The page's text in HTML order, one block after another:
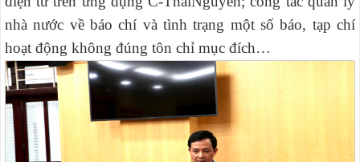
nhà nước về báo chí và tình trạng một số báo, tạp chí
hoạt động không đúng tôn chỉ mục đích…